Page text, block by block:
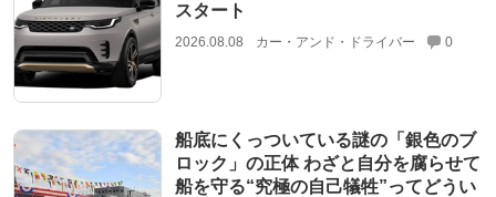
スタート
2026.08.08 カー・アンド・ドライバー 0
船底にくっついている謎の「銀色のブ
ロック」の正体 わざと自分を腐らせて
船を守る“究極の自己犠牲”ってどうい